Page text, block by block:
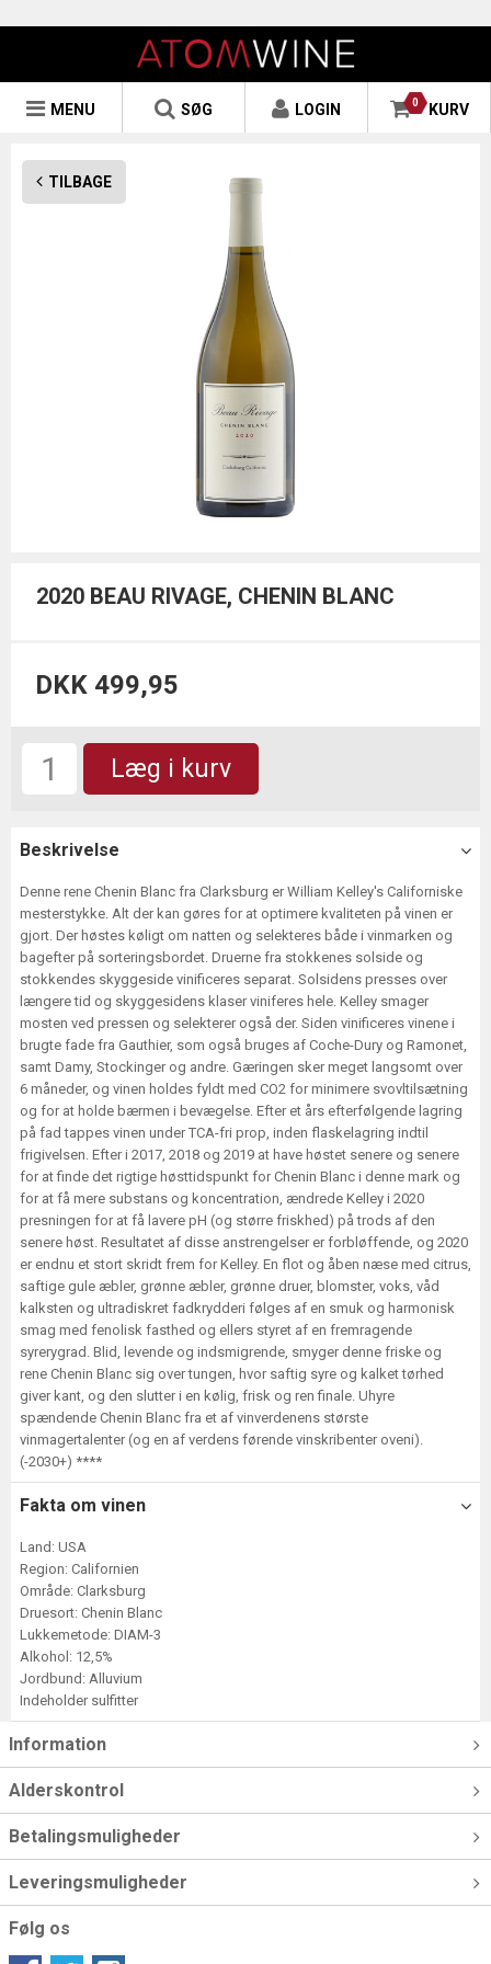
0 KURV
LOGIN
SØG
MENU
TILBAGE
2020 BEAU RIVAGE, CHENIN BLANC
DKK 499,95
Læg i kurv
Beskrivelse
Denne rene Chenin Blanc fra Clarksburg er William Kelley's Californiske
mesterstykke. Alt der kan gøres for at optimere kvaliteten på vinen er
gjort. Der høstes køligt om natten og selekteres både i vinmarken og
bagefter på sorteringsbordet. Druerne fra stokkenes solside og
stokkendes skyggeside vinificeres separat. Solsidens presses over
længere tid og skyggesidens klaser viniferes hele. Kelley smager
mosten ved pressen og selekterer også der. Siden vinificeres vinene i
brugte fade fra Gauthier, som også bruges af Coche-Dury og Ramonet,
samt Damy, Stockinger og andre. Gæringen sker meget langsomt over
6 måneder, og vinen holdes fyldt med CO2 for minimere svovltilsætning
og for at holde bærmen i bevægelse. Efter et års efterfølgende lagring
på fad tappes vinen under TCA-fri prop, inden flaskelagring indtil
frigivelsen. Efter i 2017, 2018 og 2019 at have høstet senere og senere
for at finde det rigtige høsttidspunkt for Chenin Blanc i denne mark og
for at få mere substans og koncentration, ændrede Kelley i 2020
presningen for at få lavere pH (og større friskhed) på trods af den
senere høst. Resultatet af disse anstrengelser er forbløffende, og 2020
er endnu et stort skridt frem for Kelley. En flot og åben næse med citrus,
saftige gule æbler, grønne æbler, grønne druer, blomster, voks, våd
kalksten og ultradiskret fadkrydderi følges af en smuk og harmonisk
smag med fenolisk fasthed og ellers styret af en fremragende
syrerygrad. Blid, levende og indsmigrende, smyger denne friske og
rene Chenin Blanc sig over tungen, hvor saftig syre og kalket tørhed
giver kant, og den slutter i en kølig, frisk og ren finale. Uhyre
spændende Chenin Blanc fra et af vinverdenens største
vinmagertalenter (og en af verdens førende vinskribenter oveni).
(-2030+) ****
Fakta om vinen
Land: USA
Region: Californien
Område: Clarksburg
Druesort: Chenin Blanc
Lukkemetode: DIAM-3
Alkohol: 12,5%
Jordbund: Alluvium
Indeholder sulfitter
Information
Alderskontrol
Betalingsmuligheder
Leveringsmuligheder
Følg os